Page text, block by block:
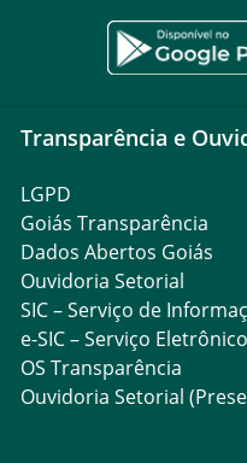
Transparência e
LGPD
Goiás Transparência
Dados Abertos Goiás
Ouvidoria Setorial
SIC – Serviço de
e-SIC – Serviço
OS Transparência
Ouvidoria Setorial